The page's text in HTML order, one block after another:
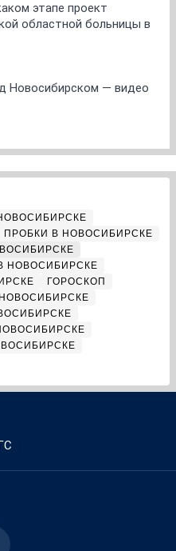
этапе проект
областной больницы в
Новосибирском — видео
ПРОБКИ В НОВОСИБИРСКЕ
НОВОСИБИРСКЕ
ГОРОСКОП